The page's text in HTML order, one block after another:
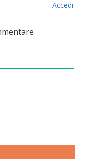
Accedi